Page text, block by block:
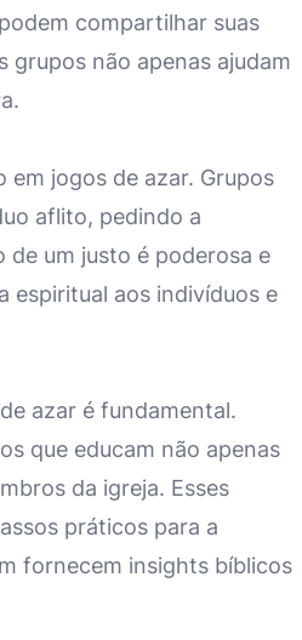
compartilhar suas
grupos não apenas ajudam
jogos de azar. Grupos
aflito, pedindo a
de um justo é poderosa e
espiritual aos indivíduos e
azar é fundamental.
que educam não apenas
da igreja. Esses
práticos para a
fornecem insights bíblicos